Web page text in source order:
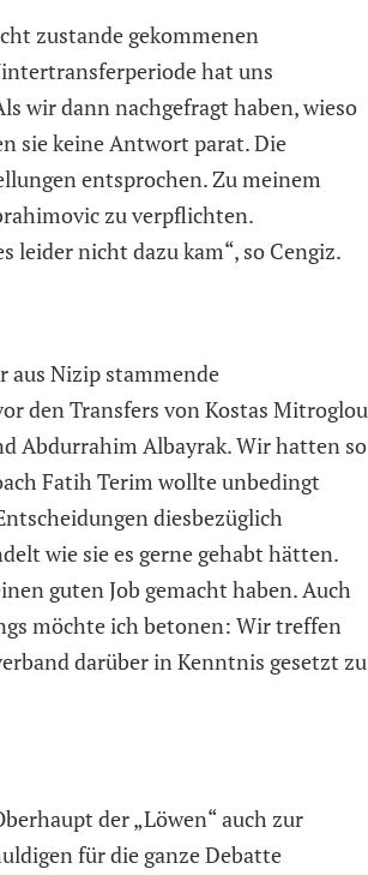
zustande gekommenen
hat uns
wir dann nachgefragt haben, wieso
sie keine Antwort parat. Die
entsprochen. Zu meinem
zu verpflichten.
leider nicht dazu kam“, so Cengiz.
aus Nizip stammende
den Transfers von Kostas Mitroglou
Abdurrahim Albayrak. Wir hatten so
Fatih Terim wollte unbedingt
diesbezüglich
wie sie es gerne gehabt hätten.
guten Job gemacht haben. Auch
möchte ich betonen: Wir treffen
darüber in Kenntnis gesetzt zu
der „Löwen“ auch zur
für die ganze Debatte